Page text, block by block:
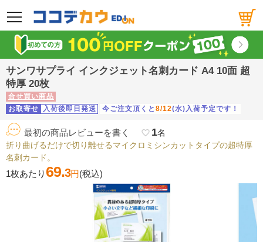
メニュー
サンワサプライ インクジェット名刺カード A4 10面 超
特厚 20枚
合せ買い商品
お取寄せ
入荷後即日発送 今ご注文頂くと 8/12(水)入荷予定です！
最初の商品レビューを書く favorite_border 1名
折り曲げるだけで切り離せるマイクロミシンカットタイプの超特厚
名刺カード。
1枚あたり 69.3円(税込)